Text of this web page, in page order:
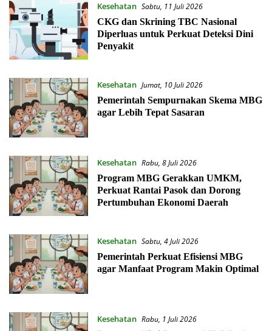
Kesehatan Sabtu, 11 Juli 2026
CKG dan Skrining TBC Nasional
Diperluas untuk Perkuat Deteksi Dini
Penyakit
Kesehatan Jumat, 10 Juli 2026
Pemerintah Sempurnakan Skema MBG
agar Lebih Tepat Sasaran
Kesehatan Rabu, 8 Juli 2026
Program MBG Gerakkan UMKM,
Perkuat Rantai Pasok dan Dorong
Pertumbuhan Ekonomi Daerah
Kesehatan Sabtu, 4 Juli 2026
Pemerintah Perkuat Efisiensi MBG
agar Manfaat Program Makin Optimal
Kesehatan Rabu, 1 Juli 2026